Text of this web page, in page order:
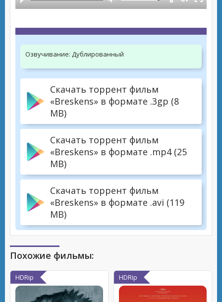
Озвучивание: Дублированный
Скачать торрент фильм
«Breskens» в формате .3gp (8
MB)
Скачать торрент фильм
«Breskens» в формате .mp4 (25
MB)
Скачать торрент фильм
«Breskens» в формате .avi (119
MB)
Похожие фильмы:
HDRip HDRip